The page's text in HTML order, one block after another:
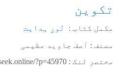
تکوین
مکمل کتاب : نُورِ ہدایت
مصنف : آصف جاوید عظیمی
مختصر لنک : ?p=45970